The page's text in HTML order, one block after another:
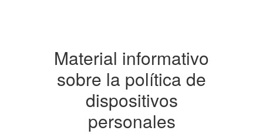
Material informativo
sobre la política de
dispositivos
personales